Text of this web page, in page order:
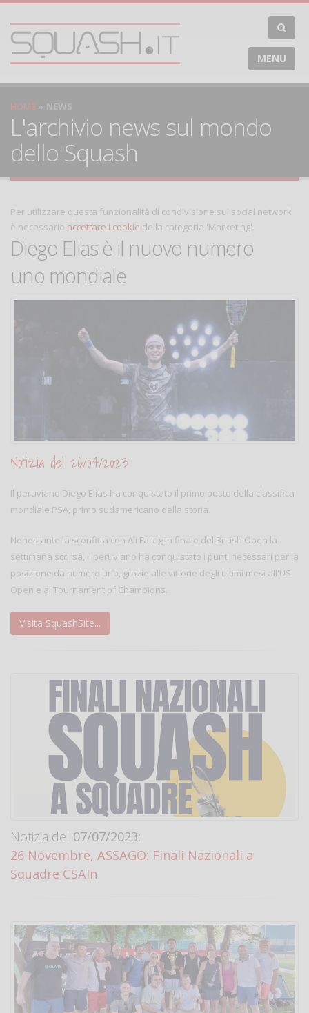
MENU
HOME NEWS
L'archivio news sul mondo
dello Squash
Per utilizzare questa funzionalità di condivisione sui social network
è necessario accettare i cookie della categoria 'Marketing'
Diego Elias è il nuovo numero
uno mondiale
Notizia del 26/04/2023
Il peruviano Diego Elias ha conquistato il primo posto della classifica
mondiale PSA, primo sudamericano della storia.
Nonostante la sconfitta con Ali Farag in finale del British Open la
settimana scorsa, il peruviano ha conquistato i punti necessari per la
posizione da numero uno, grazie alle vittorie degli ultimi mesi all'US
Open e al Tournament of Champions.
Visita SquashSite...
Notizia del 07/07/2023:
26 Novembre, ASSAGO: Finali Nazionali a
Squadre CSAIn